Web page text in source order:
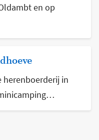
en op
herenboerderij in